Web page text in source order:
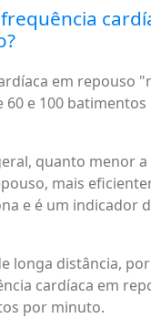
em repouso
60 e 100
quanto menor
mais
e é um indicador
longa distância,
cardíaca em
por minuto.